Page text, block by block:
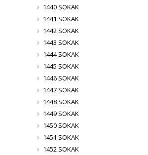
1440 SOKAK
1441 SOKAK
1442 SOKAK
1443 SOKAK
1444 SOKAK
1445 SOKAK
1446 SOKAK
1447 SOKAK
1448 SOKAK
1449 SOKAK
1450 SOKAK
1451 SOKAK
1452 SOKAK